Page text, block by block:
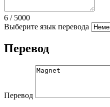
6 / 5000
Выберите язык перевода
Перевод
Перевод